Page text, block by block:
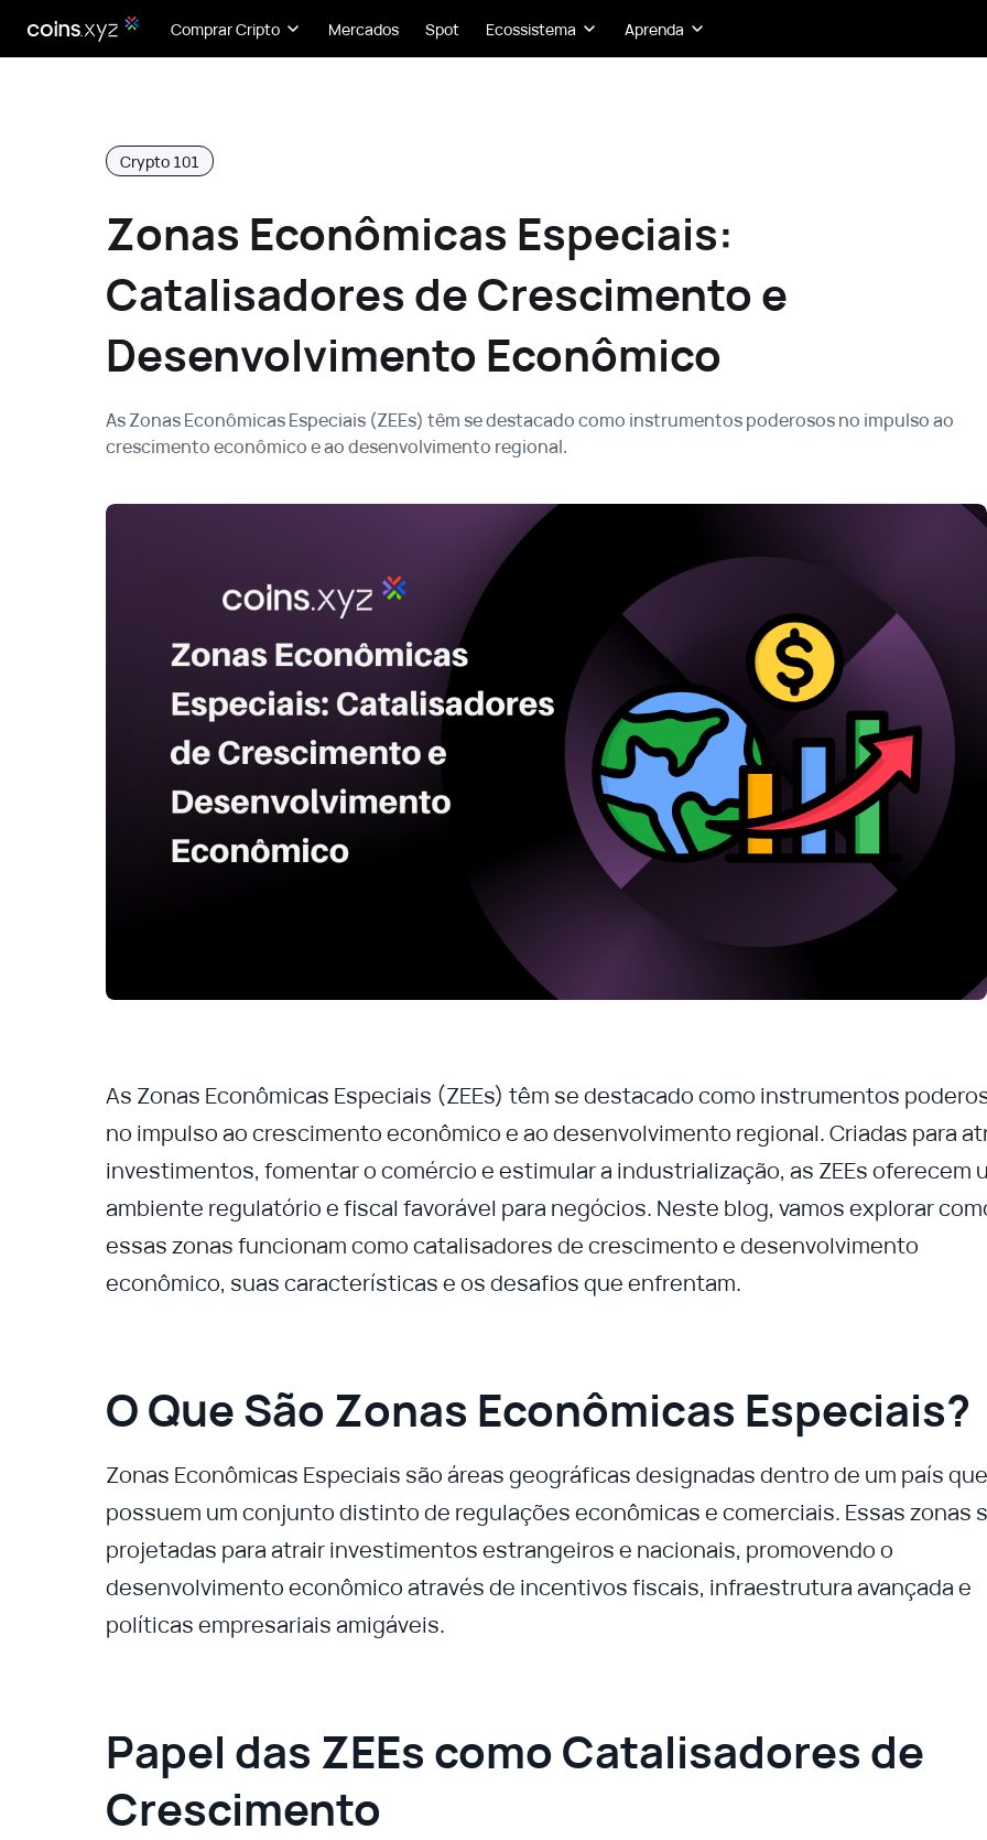
Comprar Cripto Mercados Spot Ecossistema Aprenda
Crypto 101
Zonas Econômicas Especiais:
Catalisadores de Crescimento e
Desenvolvimento Econômico
As Zonas Econômicas Especiais (ZEEs) têm se destacado como instrumentos poderosos no impulso ao
crescimento econômico e ao desenvolvimento regional.
As Zonas Econômicas Especiais (ZEEs) têm se destacado como instrumentos
no impulso ao crescimento econômico e ao desenvolvimento regional. Criadas para
investimentos, fomentar o comércio e estimular a industrialização, as ZEEs oferecem
ambiente regulatório e fiscal favorável para negócios. Neste blog, vamos explorar
essas zonas funcionam como catalisadores de crescimento e desenvolvimento
econômico, suas características e os desafios que enfrentam.
O Que São Zonas Econômicas Especiais?
Zonas Econômicas Especiais são áreas geográficas designadas dentro de um país que
possuem um conjunto distinto de regulações econômicas e comerciais. Essas zonas
projetadas para atrair investimentos estrangeiros e nacionais, promovendo o
desenvolvimento econômico através de incentivos fiscais, infraestrutura avançada e
políticas empresariais amigáveis.
Papel das ZEEs como Catalisadores de
Crescimento